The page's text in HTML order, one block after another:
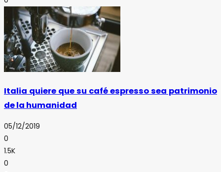
Italia quiere que su café espresso sea patrimonio
de la humanidad
05/12/2019
0
1.5K
0